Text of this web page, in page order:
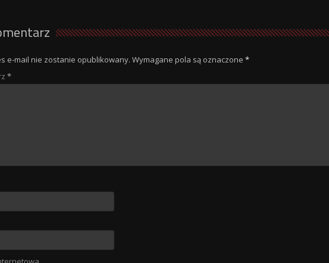
e-mail nie zostanie opublikowany. Wymagane pola są oznaczone *
*